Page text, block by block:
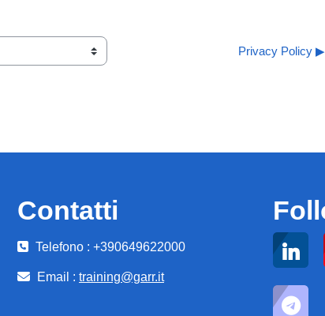
Privacy Policy ▶︎
Contatti
Telefono : +390649622000
Email : training@garr.it